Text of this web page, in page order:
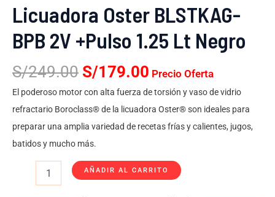
Licuadora Oster BLSTKAG-
BPB 2V +Pulso 1.25 Lt Negro
S/249.00 S/179.00 Precio Oferta
El poderoso motor con alta fuerza de torsión y vaso de vidrio
refractario Boroclass® de la licuadora Oster® son ideales para
preparar una amplia variedad de recetas frías y calientes, jugos,
batidos y mucho más.
AÑADIR AL CARRITO